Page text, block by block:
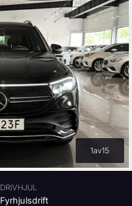
1av15
DRIVHJUL
Fyrhjulsdrift